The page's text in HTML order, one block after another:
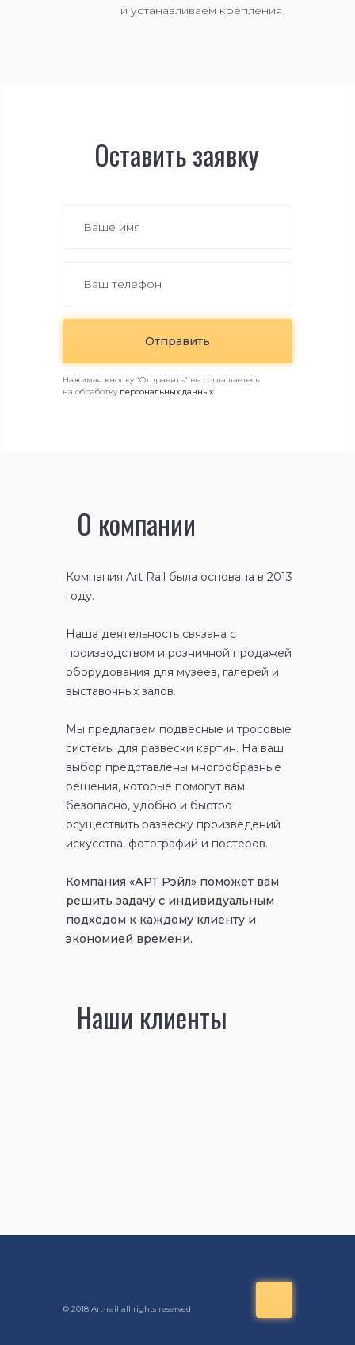
и устанавливаем крепления
В ближайшее время мы с вами свяжемся!
Оставить заявку
Отправить
Нажимая кнопку “Отправить” вы соглашаетесь
на обработку персональных данных
О компании
Компания Art Rail была основана в 2013
году.
Наша деятельность связана с
производством и розничной продажей
оборудования для музеев, галерей и
выставочных залов.
Мы предлагаем подвесные и тросовые
системы для развески картин. На ваш
выбор представлены многообразные
решения, которые помогут вам
безопасно, удобно и быстро
осуществить развеску произведений
искусства, фотографий и постеров.
Компания «АРТ Рэйл» поможет вам
решить задачу с индивидуальным
подходом к каждому клиенту и
экономией времени.
Наши клиенты
© 2018 Art-rail all rights reserved